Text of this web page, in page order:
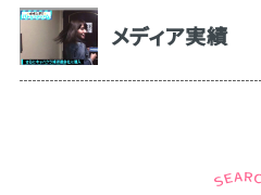
メディア実績